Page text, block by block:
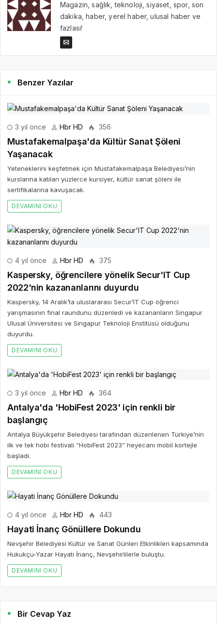
Magazin, sağlık, teknoloji, siyaset, spor, son
dakika, haber, yerel haber, ulusal haber ve
fazlası!
Benzer Yazılar
3 yıl önce Hbr HD 356
Mustafakemalpaşa'da Kültür Sanat Şöleni
Yaşanacak
Yeteneklerini keşfetmek için Mustafakemalpaşa Belediyesi’nin
kurslarına katılan yüzlerce kursiyer, kültür sanat şöleni ile
sertifikalarına kavuşacak.
DEVAMINI OKU
4 yıl önce Hbr HD 375
Kaspersky, öğrencilere yönelik Secur'IT Cup
2022'nin kazananlarını duyurdu
Kaspersky, 14 Aralık’ta uluslararası Secur’IT Cup öğrenci
yarışmasının final raundunu düzenledi ve kazananların Singapur
Ulusal Üniversitesi ve Singapur Teknoloji Enstitüsü olduğunu
duyurdu.
DEVAMINI OKU
3 yıl önce Hbr HD 364
Antalya'da 'HobiFest 2023' için renkli bir
başlangıç
Antalya Büyükşehir Belediyesi tarafından düzenlenen Türkiye’nin
ilk ve tek hobi festivali “HobiFest 2023” heyecanı mobil kortejle
başladı.
DEVAMINI OKU
4 yıl önce Hbr HD 443
Hayati İnanç Gönüllere Dokundu
Nevşehir Belediyesi Kültür ve Sanat Günleri Etkinlikleri kapsamında
Hukukçu-Yazar Hayati İnanç, Nevşehirlilerle buluştu.
DEVAMINI OKU
Bir Cevap Yaz